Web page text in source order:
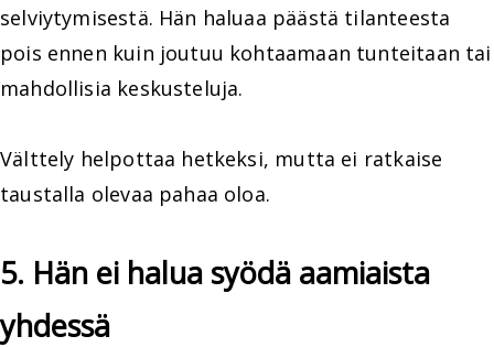
selviytymisestä. Hän haluaa päästä tilanteesta
pois ennen kuin joutuu kohtaamaan tunteitaan tai
mahdollisia keskusteluja.
Välttely helpottaa hetkeksi, mutta ei ratkaise
taustalla olevaa pahaa oloa.
5. Hän ei halua syödä aamiaista
yhdessä